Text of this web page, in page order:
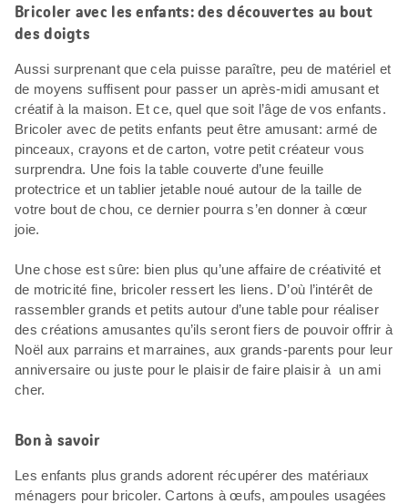
Bricoler avec les enfants: des découvertes au bout
des doigts
Aussi surprenant que cela puisse paraître, peu de matériel et
de moyens suffisent pour passer un après-midi amusant et
créatif à la maison. Et ce, quel que soit l’âge de vos enfants.
Bricoler avec de petits enfants peut être amusant: armé de
pinceaux, crayons et de carton, votre petit créateur vous
surprendra. Une fois la table couverte d’une feuille
protectrice et un tablier jetable noué autour de la taille de
votre bout de chou, ce dernier pourra s’en donner à cœur
joie.
Une chose est sûre: bien plus qu’une affaire de créativité et
de motricité fine, bricoler ressert les liens. D’où l’intérêt de
rassembler grands et petits autour d’une table pour réaliser
des créations amusantes qu’ils seront fiers de pouvoir offrir à
Noël aux parrains et marraines, aux grands-parents pour leur
anniversaire ou juste pour le plaisir de faire plaisir à un ami
cher.
Bon à savoir
Les enfants plus grands adorent récupérer des matériaux
ménagers pour bricoler. Cartons à œufs, ampoules usagées